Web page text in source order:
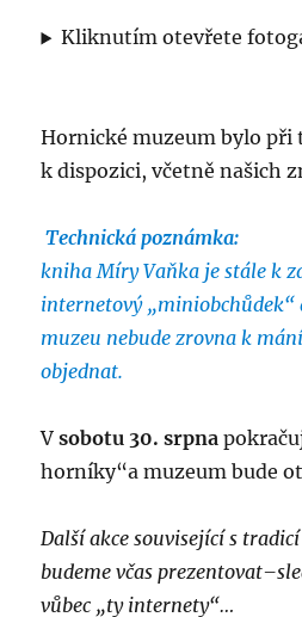
Kliknutím otevřete
Hornické muzeum bylo
k dispozici, včetně našich
Technická poznámka:
kniha Míry Vaňka je stále k
internetový „miniobchůdek“
muzeu nebude zrovna k
objednat.
V sobotu 30. srpna
horníky“a muzeum bude
Další akce související s
budeme včas
vůbec „ty internety“…